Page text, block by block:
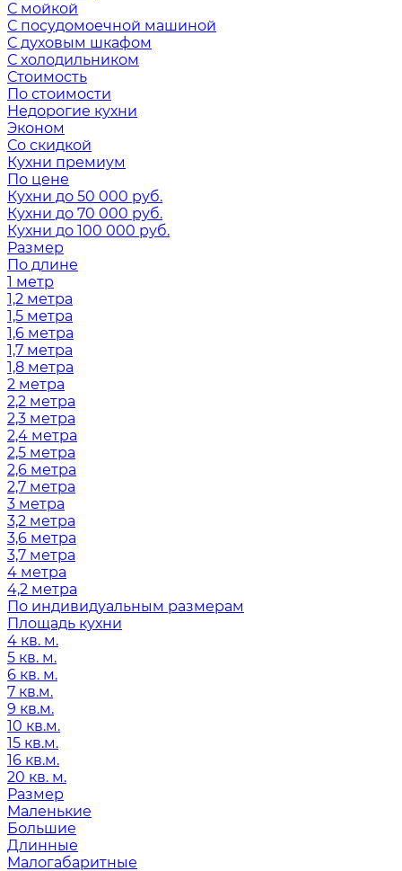
С мойкой
С посудомоечной машиной
С духовым шкафом
С холодильником
Стоимость
По стоимости
Недорогие кухни
Эконом
Со скидкой
Кухни премиум
По цене
Кухни до 50 000 руб.
Кухни до 70 000 руб.
Кухни до 100 000 руб.
Размер
По длине
1 метр
1,2 метра
1,5 метра
1,6 метра
1,7 метра
1,8 метра
2 метра
2,2 метра
2,3 метра
2,4 метра
2,5 метра
2,6 метра
2,7 метра
3 метра
3,2 метра
3,6 метра
3,7 метра
4 метра
4,2 метра
По индивидуальным размерам
Площадь кухни
4 кв. м.
5 кв. м.
6 кв. м.
7 кв.м.
9 кв.м.
10 кв.м.
15 кв.м.
16 кв.м.
20 кв. м.
Размер
Маленькие
Большие
Длинные
Малогабаритные